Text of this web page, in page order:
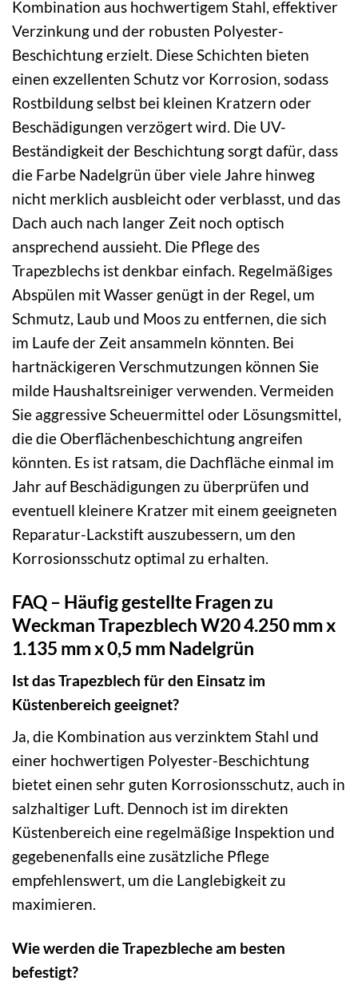
Kombination aus hochwertigem Stahl, effektiver
Verzinkung und der robusten Polyester-
Beschichtung erzielt. Diese Schichten bieten
einen exzellenten Schutz vor Korrosion, sodass
Rostbildung selbst bei kleinen Kratzern oder
Beschädigungen verzögert wird. Die UV-
Beständigkeit der Beschichtung sorgt dafür, dass
die Farbe Nadelgrün über viele Jahre hinweg
nicht merklich ausbleicht oder verblasst, und das
Dach auch nach langer Zeit noch optisch
ansprechend aussieht. Die Pflege des
Trapezblechs ist denkbar einfach. Regelmäßiges
Abspülen mit Wasser genügt in der Regel, um
Schmutz, Laub und Moos zu entfernen, die sich
im Laufe der Zeit ansammeln könnten. Bei
hartnäckigeren Verschmutzungen können Sie
milde Haushaltsreiniger verwenden. Vermeiden
Sie aggressive Scheuermittel oder Lösungsmittel,
die die Oberflächenbeschichtung angreifen
könnten. Es ist ratsam, die Dachfläche einmal im
Jahr auf Beschädigungen zu überprüfen und
eventuell kleinere Kratzer mit einem geeigneten
Reparatur-Lackstift auszubessern, um den
Korrosionsschutz optimal zu erhalten.
FAQ – Häufig gestellte Fragen zu
Weckman Trapezblech W20 4.250 mm x
1.135 mm x 0,5 mm Nadelgrün
Ist das Trapezblech für den Einsatz im
Küstenbereich geeignet?
Ja, die Kombination aus verzinktem Stahl und
einer hochwertigen Polyester-Beschichtung
bietet einen sehr guten Korrosionsschutz, auch in
salzhaltiger Luft. Dennoch ist im direkten
Küstenbereich eine regelmäßige Inspektion und
gegebenenfalls eine zusätzliche Pflege
empfehlenswert, um die Langlebigkeit zu
maximieren.
Wie werden die Trapezbleche am besten
befestigt?